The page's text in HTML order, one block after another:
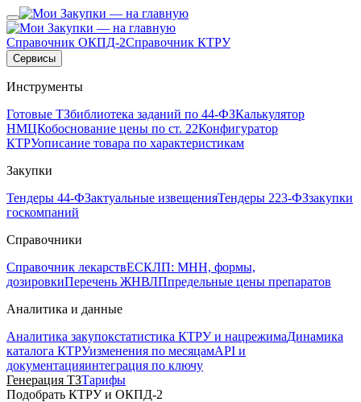
Справочник ОКПД-2Справочник КТРУ
Сервисы
Инструменты
Готовые ТЗбиблиотека заданий по 44-ФЗКалькулятор
НМЦКобоснование цены по ст. 22Конфигуратор
КТРУописание товара по характеристикам
Закупки
Тендеры 44-ФЗактуальные извещенияТендеры 223-ФЗзакупки
госкомпаний
Справочники
Справочник лекарствЕСКЛП: МНН, формы,
дозировкиПеречень ЖНВЛПпредельные цены препаратов
Аналитика и данные
Аналитика закупокстатистика КТРУ и нацрежимаДинамика
каталога КТРУизменения по месяцамAPI и
документацияинтеграция по ключу
Генерация ТЗТарифы
Подобрать КТРУ и ОКПД-2